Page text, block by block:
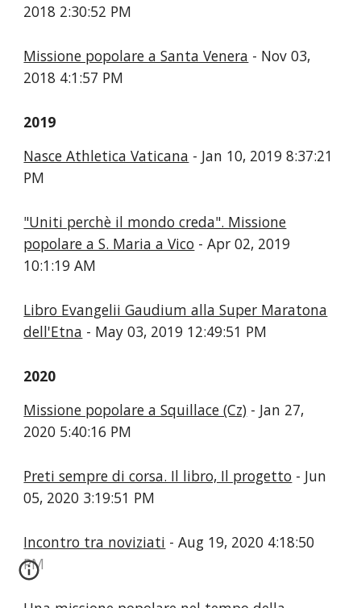
2018 2:30:52 PM
Missione popolare a Santa Venera - Nov 03,
2018 4:1:57 PM
2019
Nasce Athletica Vaticana - Jan 10, 2019 8:37:21
PM
"Uniti perchè il mondo creda". Missione
popolare a S. Maria a Vico - Apr 02, 2019
10:1:19 AM
Libro Evangelii Gaudium alla Super Maratona
dell'Etna - May 03, 2019 12:49:51 PM
2020
Missione popolare a Squillace (Cz) - Jan 27,
2020 5:40:16 PM
Preti sempre di corsa. Il libro, Il progetto - Jun
05, 2020 3:19:51 PM
Incontro tra noviziati - Aug 19, 2020 4:18:50
PM